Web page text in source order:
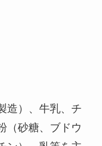
造）、牛乳、チ
（砂糖、ブドウ